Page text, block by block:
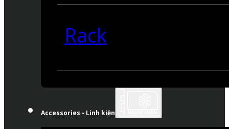
Rack
Accessories - Linh kiện